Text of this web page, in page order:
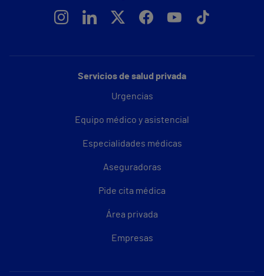
Servicios de salud privada
Urgencias
Equipo médico y asistencial
Especialidades médicas
Aseguradoras
Pide cita médica
Área privada
Empresas